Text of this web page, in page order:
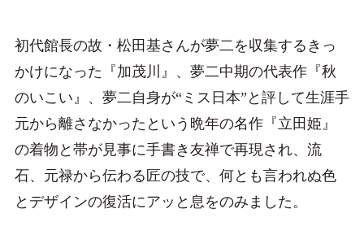
初代館長の故・松田基さんが夢二を収集するきっ
かけになった『加茂川』、夢二中期の代表作『秋
のいこい』、夢二自身が“ミス日本”と評して生涯手
元から離さなかったという晩年の名作『立田姫』
の着物と帯が見事に手書き友禅で再現され、流
石、元禄から伝わる匠の技で、何とも言われぬ色
とデザインの復活にアッと息をのみました。